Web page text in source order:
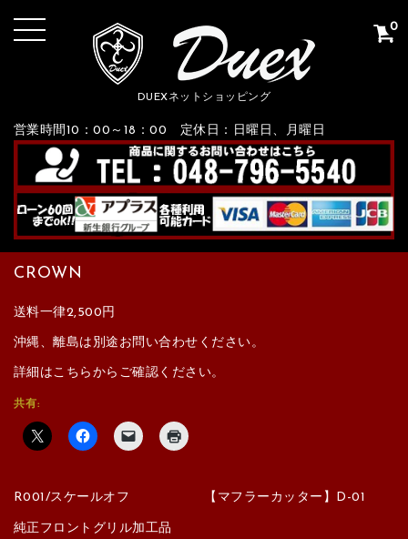
DUEXネットショッピング
営業時間10：00～18：00 定休日：日曜日、月曜日
0
CROWN
送料一律2,500円
沖縄、離島は別途お問い合わせください。
詳細はこちらからご確認ください。
共有:
R001/スケールオフ 【マフラーカッター】D-01
純正フロントグリル加工品